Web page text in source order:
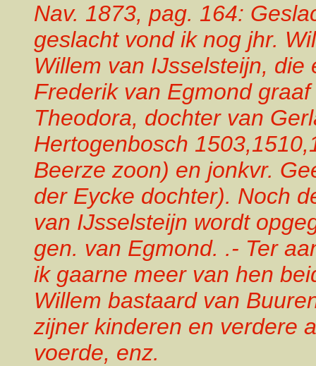
Nav. 1873, pag. 164:
geslacht vond ik nog jhr.
Willem van IJsselsteijn,
Frederik van Egmond
Theodora, dochter van
Hertogenbosch
Beerze zoon) en jonkvr.
der Eycke dochter). Noch
van IJsselsteijn wordt
gen. van Egmond. .- Ter
ik gaarne meer van hen
Willem bastaard van
zijner kinderen en verdere
voerde, enz.